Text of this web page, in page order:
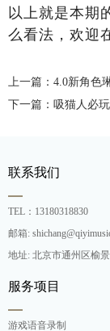
以上就是本期
么看法，欢迎
上一篇：4.0新角色
联系我们
TEL：13180318830
邮箱:
地址: 北京市通州区榆
服务项目
游戏语音录制